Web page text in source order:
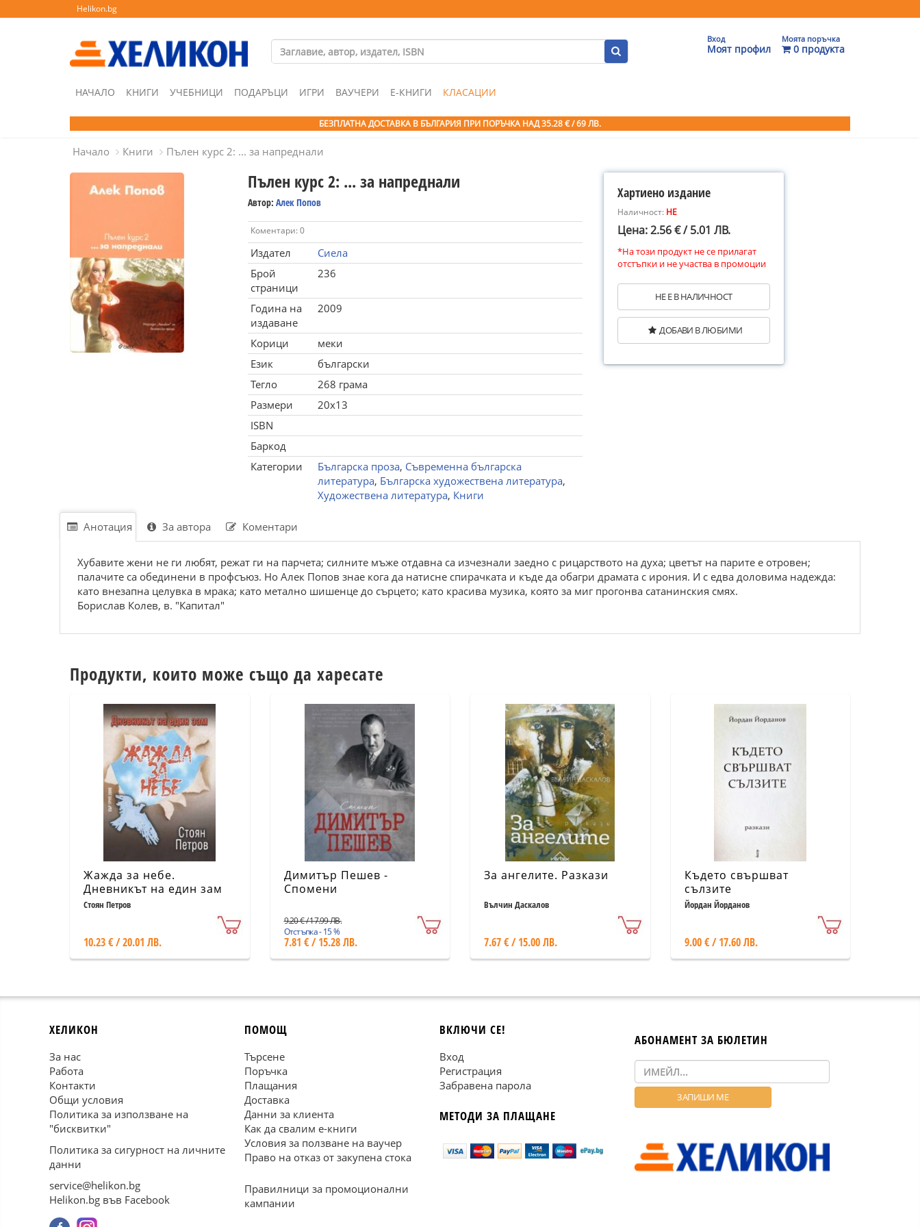
Helikon.bg
Вход
Моят профил
Моята поръчка
0 продукта
НАЧАЛО КНИГИ УЧЕБНИЦИ ПОДАРЪЦИ ИГРИ ВАУЧЕРИ Е-КНИГИ КЛАСАЦИИ
БЕЗПЛАТНА ДОСТАВКА В БЪЛГАРИЯ ПРИ ПОРЪЧКА НАД 35.28 € / 69 ЛВ.
Начало Книги Пълен курс 2: ... за напреднали
Пълен курс 2: ... за напреднали
Автор: Алек Попов
Коментари: 0
Издател
Сиела
Брой
страници
236
Година на
издаване
2009
Корици
меки
Език
български
Тегло
268 грама
Размери
20x13
ISBN
Баркод
Категории
Българска проза, Съвременна българска
литература, Българска художествена литература,
Художествена литература, Книги
Хартиено издание
Наличност: НЕ
Цена: 2.56 € / 5.01 ЛВ.
*На този продукт не се прилагат
отстъпки и не участва в промоции
НЕ Е В НАЛИЧНОСТ
ДОБАВИ В ЛЮБИМИ
Анотация За автора Коментари
Хубавите жени не ги любят, режат ги на парчета; силните мъже отдавна са изчезнали заедно с рицарството на духа; цветът на парите е отровен;
палачите са обединени в профсъюз. Но Алек Попов знае кога да натисне спирачката и къде да обагри драмата с ирония. И с едва доловима надежда:
като внезапна целувка в мрака; като метално шишенце до сърцето; като красива музика, която за миг прогонва сатанинския смях.
Борислав Колев, в. "Капитал"
Продукти, които може също да харесате
Жажда за небе.
Дневникът на един зам
Стоян Петров
10.23 € / 20.01 ЛВ.
Димитър Пешев -
Спомени
9.20 € / 17.99 ЛВ.
Отстъпка - 15 %
7.81 € / 15.28 ЛВ.
За ангелите. Разкази
Вълчин Даскалов
7.67 € / 15.00 ЛВ.
Където свършват
сълзите
Йордан Йорданов
9.00 € / 17.60 ЛВ.
ХЕЛИКОН
За нас
Работа
Контакти
Общи условия
Политика за използване на
"бисквитки"
Политика за сигурност на личните
данни
service@helikon.bg
Helikon.bg във Facebook
ПОМОЩ
Търсене
Поръчка
Плащания
Доставка
Данни за клиента
Как да свалим е-книги
Условия за ползване на ваучер
Право на отказ от закупена стока
Правилници за промоционални
кампании
ВКЛЮЧИ СЕ!
Вход
Регистрация
Забравена парола
МЕТОДИ ЗА ПЛАЩАНЕ
АБОНАМЕНТ ЗА БЮЛЕТИН